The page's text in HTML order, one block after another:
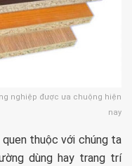
nghiệp được ưa chuộng hiện
nay
thuộc với chúng ta
dùng hay trang trí